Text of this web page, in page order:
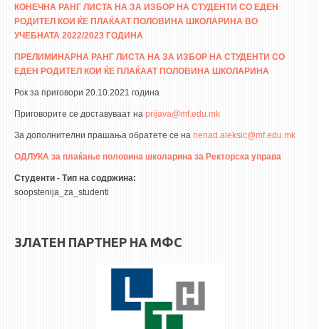
3DFindIT
WATERBRIDGING
CIRASIM
ENERGET
AIR QUALITY MODELLING
АКТИ
ИНФОРМАЦИИ ОД ЈАВЕН КАРАКТЕР
КОНЕЧНА РАНГ ЛИСТА НА ЗА ИЗБОР НА СТУДЕНТИ СО ЕДЕН
РОДИТЕЛ КОИ ЌЕ ПЛАЌААТ ПОЛОВИНА ШКОЛАРИНА ВО
УЧЕБНАТА 2022/2023 ГОДИНА
ПРЕЛИМИНАРНА РАНГ ЛИСТА НА ЗА ИЗБОР НА СТУДЕНТИ СО
ЕДЕН РОДИТЕЛ КОИ ЌЕ ПЛАЌААТ ПОЛОВИНА ШКОЛАРИНА
Рок за приговори 20.10.2021 година
Приговорите се доставуваат на prijava@mf.edu.mk
За дополнителни прашања обратете се на nenad.aleksic@mf.edu.mk
ОДЛУКА за плаќање половина школарина за Ректорска управа
Студенти - Тип на содржина:
soopstenija_za_studenti
ЗЛАТЕН ПАРТНЕР НА МФС